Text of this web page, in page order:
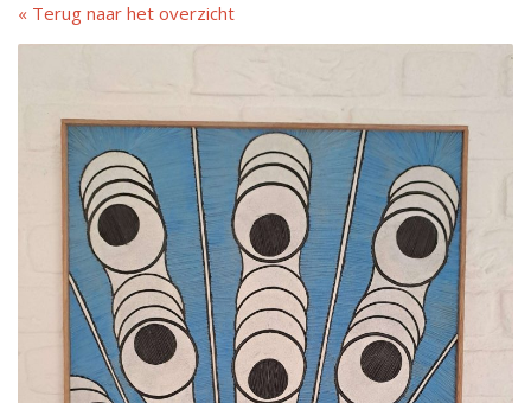
Terug naar het overzicht